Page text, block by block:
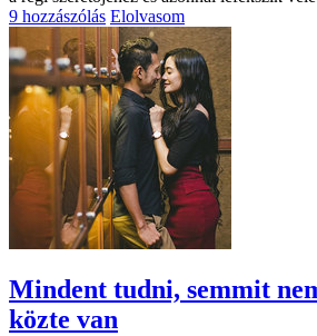
9 hozzászólás Elolvasom
Mindent tudni, semmit
közte van